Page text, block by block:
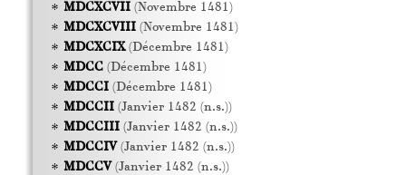
MDCXCVII(Novembre 1481)
MDCXCVIII(Novembre 1481)
MDCXCIX(Décembre 1481)
MDCC(Décembre 1481)
MDCCI(Décembre 1481)
MDCCII(Janvier 1482 (n.s.))
MDCCIII(Janvier 1482 (n.s.))
MDCCIV(Janvier 1482 (n.s.))
MDCCV(Janvier 1482 (n.s.))